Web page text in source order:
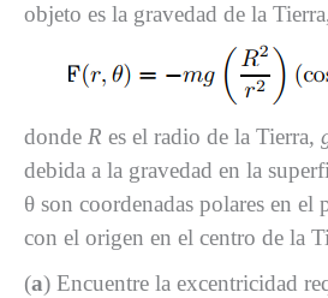
objeto es la gravedad de la
donde R es el radio de la Tierra,
debida a la gravedad en la
θ son coordenadas polares en el
con el origen en el centro de la
(a) Encuentre la excentricidad